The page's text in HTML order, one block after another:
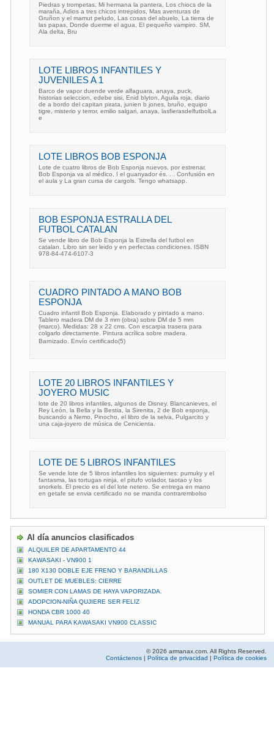
Piedras y trompetas, Mi hermana la pantera, Los chiocs de la
maraña, Adios a tres chicos intrepidos, Mas aventuras de
Gruñon y el mamut peludo, Las cosas del abuelo, La tierra de
las papas, Donde duerme el agua, El pequeño vampiro. SM,
Ala delta, Bru
LOTE LIBROS INFANTILES Y
JUVENILES A 1
Barco de vapor duende verde alfaguara, anaya, puck,
historias seleccion, edebe sisi, Enid blyton, Aguila roja, diario
de a bordo del capitan pirata, junien b jones, bruño, equipo
tigre, misterio y terror, emilio salgari, anaya, lasfierasdelfutbolLa
e
LOTE LIBROS BOB ESPONJA
Lote de cuatro libros de Bob Esponja nuevos, por estrenar.
Bob Esponja va al médico, I el guanyador és. . . Confusión en
el aula y La gran cursa de cargols. Tengo whatsapp.
BOB ESPONJA ESTRALLA DEL
FUTBOL CATALAN
Se vende libro de Bob Esponja la Estrella del futbol en
catalan. Libro sin ser leido y en perfectas condiciones. ISBN
978-84-474-6107-3
CUADRO PINTADO A MANO BOB
ESPONJA
Cuadro infantil Bob Esponja. Elaborado y pintado a mano.
Tablero madera DM de 3 mm (obra) sobre DM de 5 mm
(marco). Medidas: 28 x 22 cms. Con escarpia trasera para
colgarlo directamente. Pintura acrílica sobre madera.
Barnizado. Envío certificado(5)
LOTE 20 LIBROS INFANTILES Y
JOYERO MUSIC
lote de 20 libros infantiles, algunos de Disney. Blancanieves, el
Rey León, la Bella y la Bestia, la Sirenita, 2 de Bob esponja,
buscando a Nemo, Pinocho, el libro de la selva, Pulgarcito y
una caja-joyero de música de Cenicienta.
LOTE DE 5 LIBROS INFANTILES
Se vende lote de 5 libros infantiles los siguientes: pumuky y el
fantasma, las tortugas ninja, el pitufo volador, taotao y los
snorkels. El precio es el del lote netero. Se entrega en mano
en getafe se envia certificado no se manda contrarembolso
Al día anuncios clasificados
ALQUILER DE APARTAMENTO 44
KAWASAKI - VN900 1
180 X130 DOBLE EJE FRENO Y BARANDILLAS
OUTLET DE MUEBLES: CIERRE
SOMIER CON LAMAS DE HAYA VAPORIZADA.
ADOPCION-NIÑA QUJIERE SER FELIZ
HONDA CBR 1000 40
MANUAL PARA KAWASAKI VN900 CLASSIC
© 2026 armanax.com. All Rights Reserved.
Contáctenos | Política de privacidad | Política de cookies